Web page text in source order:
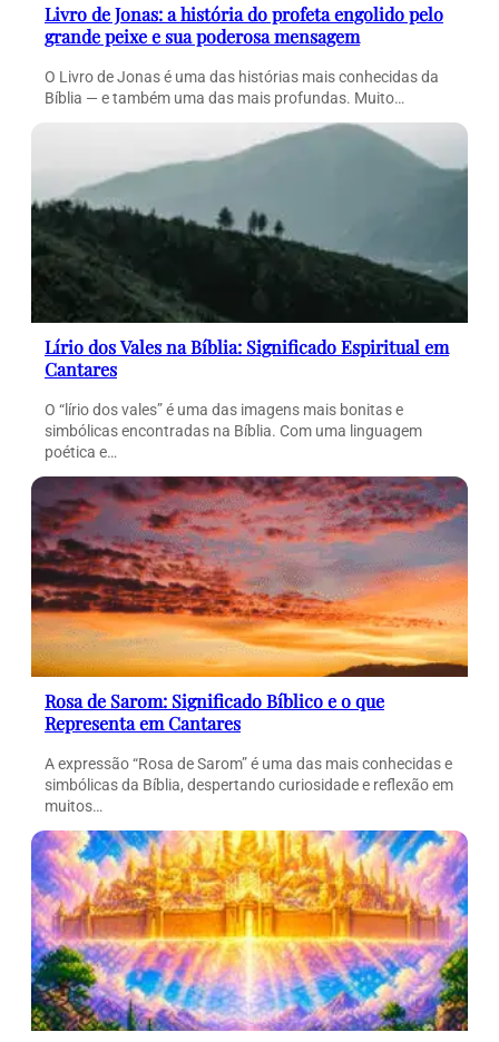
Livro de Jonas: a história do profeta engolido pelo
grande peixe e sua poderosa mensagem
O Livro de Jonas é uma das histórias mais conhecidas da
Bíblia — e também uma das mais profundas. Muito…
Lírio dos Vales na Bíblia: Significado Espiritual em
Cantares
O “lírio dos vales” é uma das imagens mais bonitas e
simbólicas encontradas na Bíblia. Com uma linguagem
poética e…
Rosa de Sarom: Significado Bíblico e o que
Representa em Cantares
A expressão “Rosa de Sarom” é uma das mais conhecidas e
simbólicas da Bíblia, despertando curiosidade e reflexão em
muitos…